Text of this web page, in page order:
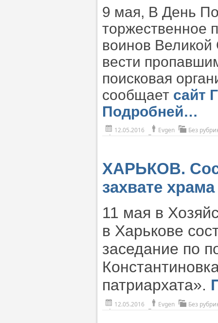
9 мая, В День
торжественное
воинов
вести
поисковая
сообщает сайт
Подробней…
12.05.2016 Evgen Без
ХАРЬКОВ.
захвате
11 мая в
в Харькове
заседание по
патриархата».
12.05.2016 Evgen Без